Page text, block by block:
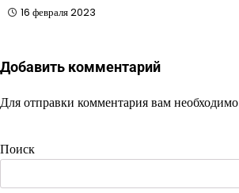
16 февраля 2023
Добавить комментарий
Для отправки комментария вам необходимо
Поиск